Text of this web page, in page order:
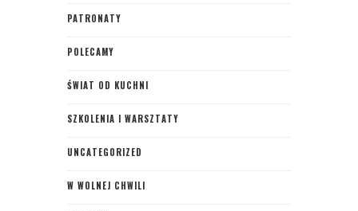
PATRONATY
POLECAMY
ŚWIAT OD KUCHNI
SZKOLENIA I WARSZTATY
UNCATEGORIZED
W WOLNEJ CHWILI